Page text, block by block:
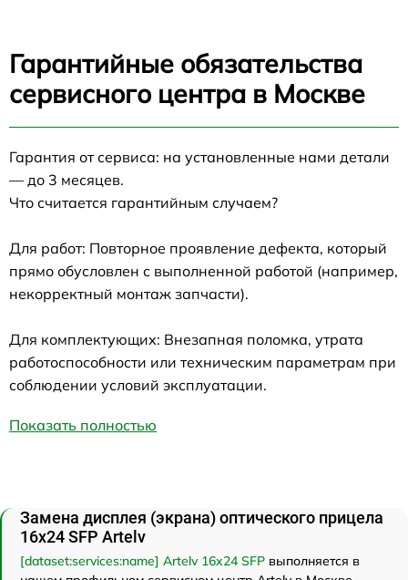
Гарантийные обязательства
сервисного центра в Москве
Гарантия от сервиса: на установленные нами детали
— до 3 месяцев.
Что считается гарантийным случаем?
Для работ: Повторное проявление дефекта, который
прямо обусловлен с выполненной работой (например,
некорректный монтаж запчасти).
Для комплектующих: Внезапная поломка, утрата
работоспособности или техническим параметрам при
соблюдении условий эксплуатации.
Показать полностью
Замена дисплея (экрана) оптического прицела
16x24 SFP Artelv
[dataset:services:name] Artelv 16x24 SFP выполняется в